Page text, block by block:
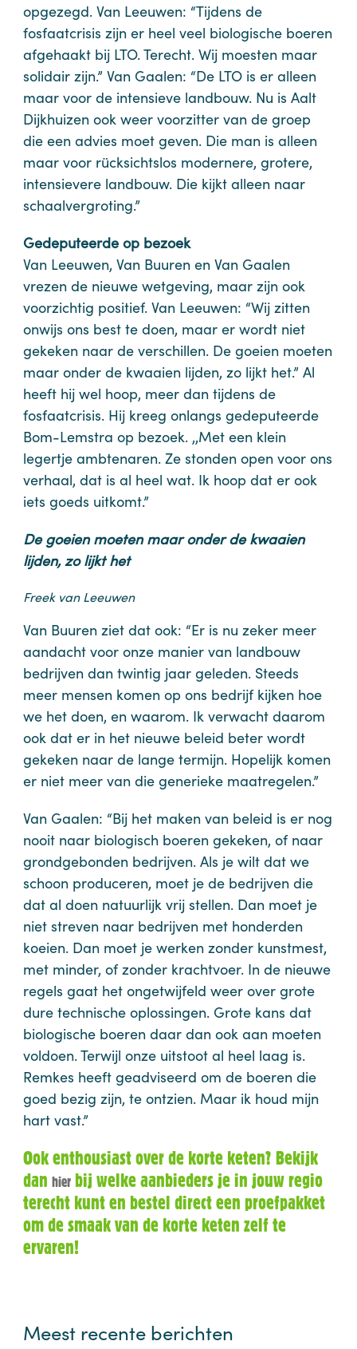
Meest recente berichten
opgezegd. Van Leeuwen: “Tijdens de
fosfaatcrisis zijn er heel veel biologische boeren
afgehaakt bij LTO. Terecht. Wij moesten maar
solidair zijn.” Van Gaalen: “De LTO is er alleen
maar voor de intensieve landbouw. Nu is Aalt
Dijkhuizen ook weer voorzitter van de groep
die een advies moet geven. Die man is alleen
maar voor rücksichtslos modernere, grotere,
intensievere landbouw. Die kijkt alleen naar
schaalvergroting.”
Gedeputeerde op bezoek
Van Leeuwen, Van Buuren en Van Gaalen
vrezen de nieuwe wetgeving, maar zijn ook
voorzichtig positief. Van Leeuwen: “Wij zitten
onwijs ons best te doen, maar er wordt niet
gekeken naar de verschillen. De goeien moeten
maar onder de kwaaien lijden, zo lijkt het.” Al
heeft hij wel hoop, meer dan tijdens de
fosfaatcrisis. Hij kreeg onlangs gedeputeerde
Bom-Lemstra op bezoek. ,,Met een klein
legertje ambtenaren. Ze stonden open voor ons
verhaal, dat is al heel wat. Ik hoop dat er ook
iets goeds uitkomt.”
De goeien moeten maar onder de kwaaien
lijden, zo lijkt het
Freek van Leeuwen
Van Buuren ziet dat ook: “Er is nu zeker meer
aandacht voor onze manier van landbouw
bedrijven dan twintig jaar geleden. Steeds
meer mensen komen op ons bedrijf kijken hoe
we het doen, en waarom. Ik verwacht daarom
ook dat er in het nieuwe beleid beter wordt
gekeken naar de lange termijn. Hopelijk komen
er niet meer van die generieke maatregelen.”
Van Gaalen: “Bij het maken van beleid is er nog
nooit naar biologisch boeren gekeken, of naar
grondgebonden bedrijven. Als je wilt dat we
schoon produceren, moet je de bedrijven die
dat al doen natuurlijk vrij stellen. Dan moet je
niet streven naar bedrijven met honderden
koeien. Dan moet je werken zonder kunstmest,
met minder, of zonder krachtvoer. In de nieuwe
regels gaat het ongetwijfeld weer over grote
dure technische oplossingen. Grote kans dat
biologische boeren daar dan ook aan moeten
voldoen. Terwijl onze uitstoot al heel laag is.
Remkes heeft geadviseerd om de boeren die
goed bezig zijn, te ontzien. Maar ik houd mijn
hart vast.”
Ook enthousiast over de korte keten? Bekijk
dan hier bij welke aanbieders je in jouw regio
terecht kunt en bestel direct een proefpakket
om de smaak van de korte keten zelf te
ervaren!